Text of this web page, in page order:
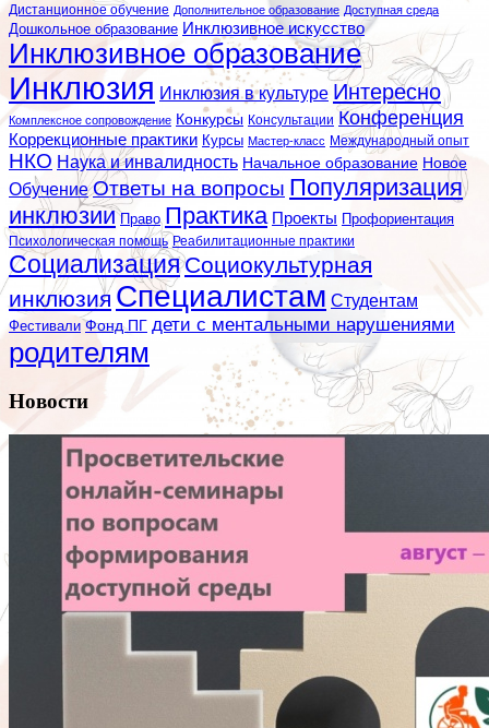
Дистанционное обучение Дополнительное образование Доступная среда
Дошкольное образование Инклюзивное искусство
Инклюзивное образование
Инклюзия Инклюзия в культуре Интересно
Комплексное сопровождение Конкурсы Консультации Конференция
Коррекционные практики Курсы Мастер-класс Международный опыт
НКО Наука и инвалидность Начальное образование Новое
Обучение Ответы на вопросы Популяризация
инклюзии Право Практика Проекты Профориентация
Психологическая помощь Реабилитационные практики
СоциализацияСоциокультурная
инклюзия Специалистам Студентам
Фестивали Фонд ПГ дети с ментальными нарушениями
родителям
Новости